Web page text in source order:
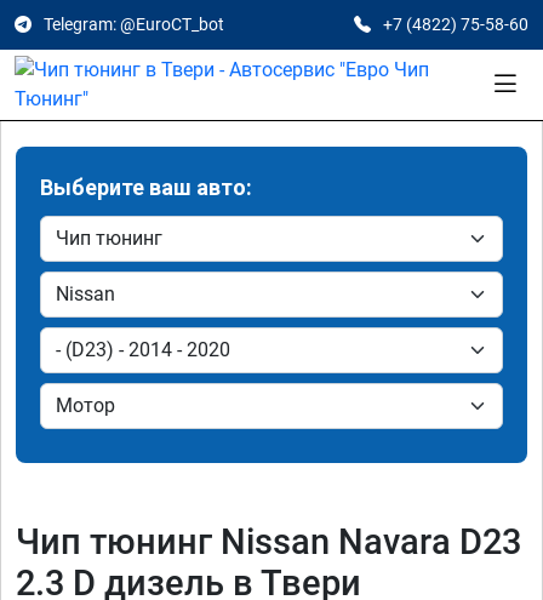
Telegram: @EuroCT_bot +7 (4822) 75-58-60
Выберите ваш авто:
Чип тюнинг Nissan Navara D23
2.3 D дизель в Твери